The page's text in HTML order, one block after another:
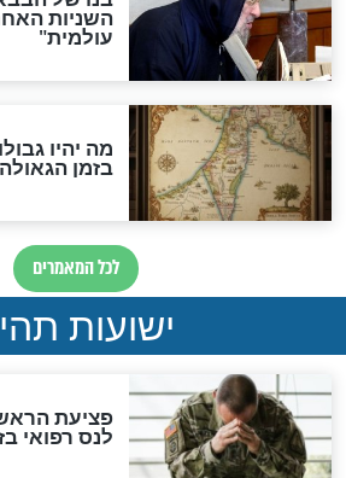
לכל המאמרים
להמתקת
גזרות
סגולת ע"ב שמות